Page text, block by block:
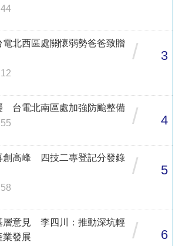
北西區處關懷弱勢爸爸致贈
/ 3
台電北南區處加強防颱整備
/ 4
創高峰 四技二專登記分發錄
/ 5
層意見 李四川：推動深坑輕
業發展
/ 6